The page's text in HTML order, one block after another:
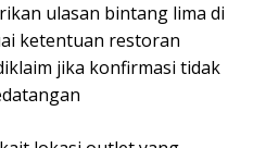
ulasan bintang lima di
ketentuan restoran
jika konfirmasi tidak